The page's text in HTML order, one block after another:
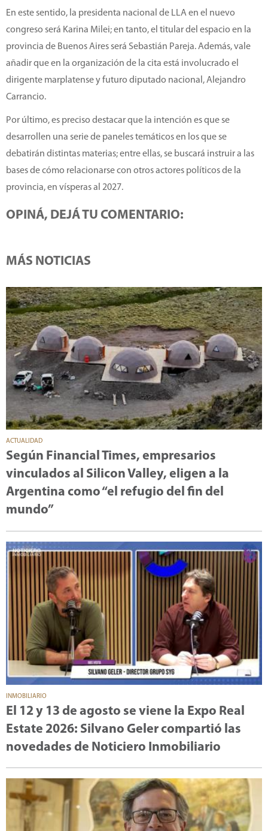
En este sentido, la presidenta nacional de LLA en el nuevo
congreso será Karina Milei; en tanto, el titular del espacio en la
provincia de Buenos Aires será Sebastián Pareja. Además, vale
añadir que en la organización de la cita está involucrado el
dirigente marplatense y futuro diputado nacional, Alejandro
Carrancio.
Por último, es preciso destacar que la intención es que se
desarrollen una serie de paneles temáticos en los que se
debatirán distintas materias; entre ellas, se buscará instruir a las
bases de cómo relacionarse con otros actores políticos de la
provincia, en vísperas al 2027.
OPINÁ, DEJÁ TU COMENTARIO:
MÁS NOTICIAS
ACTUALIDAD
Según Financial Times, empresarios
vinculados al Silicon Valley, eligen a la
Argentina como “el refugio del fin del
mundo”
INMOBILIARIO
El 12 y 13 de agosto se viene la Expo Real
Estate 2026: Silvano Geler compartió las
novedades de Noticiero Inmobiliario